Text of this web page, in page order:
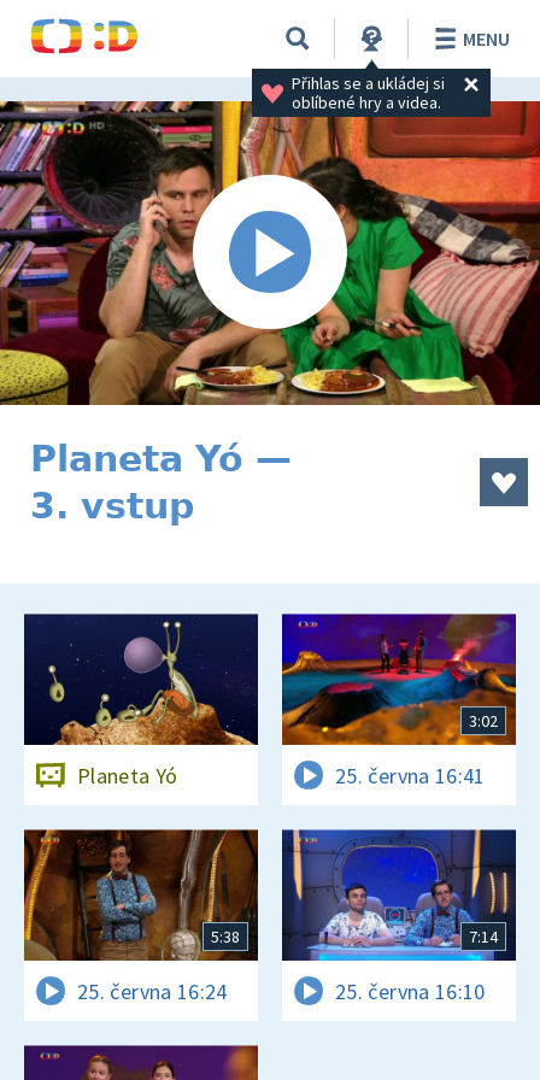
Přihlas se a ukládej si
oblíbené hry a videa.
MENU
Planeta Yó —
3. vstup
Planeta Yó
3:02
25. června 16:41
5:38
25. června 16:24
7:14
25. června 16:10